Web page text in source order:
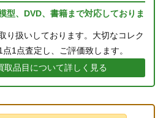
型、DVD、書籍まで対応しておりま
り扱いしております。大切なコレク
1点査定し、ご評価致します。
取品目について詳しく見る